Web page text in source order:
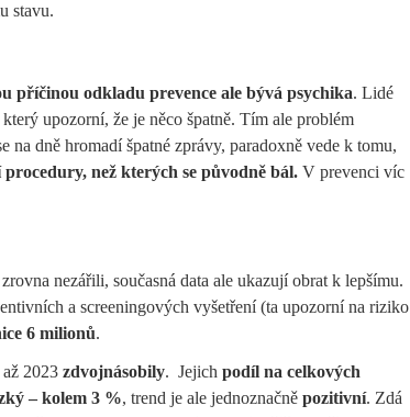
stavu.
příčinou odkladu prevence ale bývá psychika. Lidé
upozorní, že je něco špatně. Tím ale problém
na dně hromadí špatné zprávy, paradoxně vede k tomu,
procedury, než kterých se původně bál. V prevenci víc
nezářili, současná data ale ukazují obrat k lepšímu.
a screeningových vyšetření (ta upozorní na riziko
6 milionů.
2023 zdvojnásobily. Jejich podíl na celkových
– kolem 3 %, trend je ale jednoznačně pozitivní. Zdá